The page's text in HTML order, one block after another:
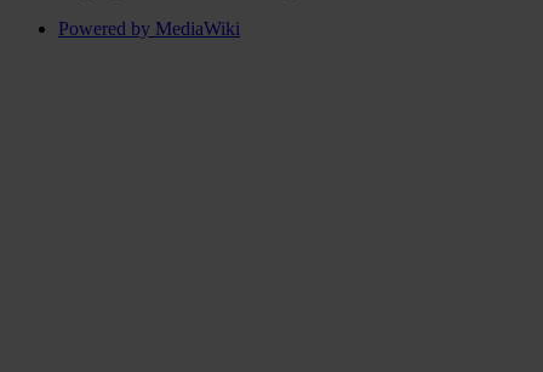
Powered by MediaWiki